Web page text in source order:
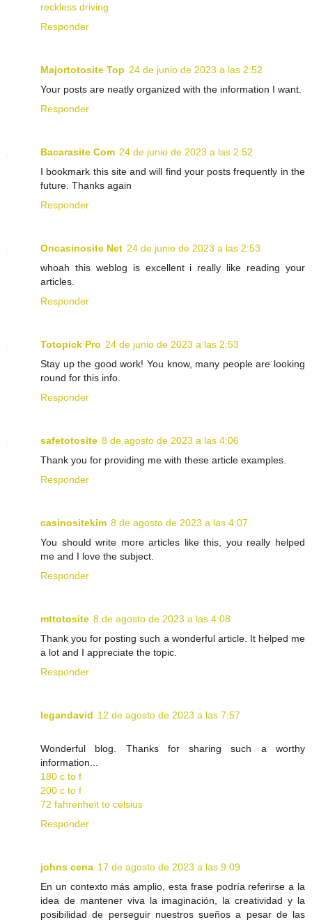
reckless driving
Responder
Majortotosite Top 24 de junio de 2023 a las 2:52
Your posts are neatly organized with the information I want.
Responder
Bacarasite Com 24 de junio de 2023 a las 2:52
I bookmark this site and will find your posts frequently in the
future. Thanks again
Responder
Oncasinosite Net 24 de junio de 2023 a las 2:53
whoah this weblog is excellent i really like reading your
articles.
Responder
Totopick Pro 24 de junio de 2023 a las 2:53
Stay up the good work! You know, many people are looking
round for this info.
Responder
safetotosite 8 de agosto de 2023 a las 4:06
Thank you for providing me with these article examples.
Responder
casinositekim 8 de agosto de 2023 a las 4:07
You should write more articles like this, you really helped
me and I love the subject.
Responder
mttotosite 8 de agosto de 2023 a las 4:08
Thank you for posting such a wonderful article. It helped me
a lot and I appreciate the topic.
Responder
legandavid 12 de agosto de 2023 a las 7:57
Wonderful blog. Thanks for sharing such a worthy
information...
180 c to f
200 c to f
72 fahrenheit to celsius
Responder
johns cena 17 de agosto de 2023 a las 9:09
En un contexto más amplio, esta frase podría referirse a la
idea de mantener viva la imaginación, la creatividad y la
posibilidad de perseguir nuestros sueños a pesar de las